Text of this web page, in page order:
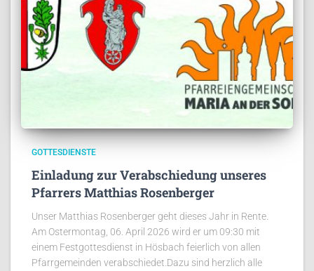
GOTTESDIENSTE
Einladung zur Verabschiedung unseres
Pfarrers Matthias Rosenberger
Unser Matthias Rosenberger geht dieses Jahr in Rente.
Am Ostermontag, 06. April 2026 wird er um 09:30 mit
einem Festgottesdienst in Hösbach feierlich von allen
Pfarrgemeinden verabschiedet.Dazu sind herzlich alle